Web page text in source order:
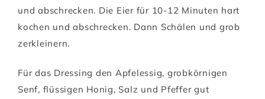
und abschrecken. Die Eier für 10-12 Minuten hart
kochen und abschrecken. Dann Schälen und grob
zerkleinern.
Für das Dressing den Apfelessig, grobkörnigen
Senf, flüssigen Honig, Salz und Pfeffer gut